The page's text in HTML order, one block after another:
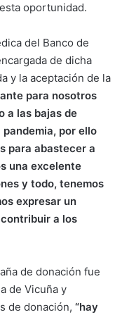
oportunidad.
del Banco de
de dicha
y la aceptación de la
para nosotros
a las bajas de
por ello
para abastecer a
una excelente
y todo, tenemos
expresar un
a los
de donación fue
de Vicuña y
de donación, “hay